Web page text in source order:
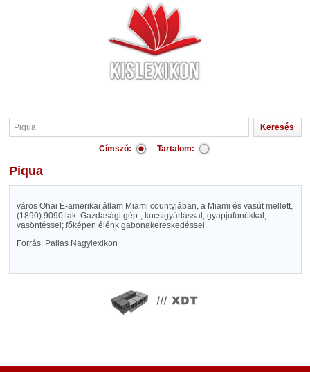
Címszó: Tartalom:
Piqua
város Ohai É-amerikai állam Miami countyjában, a Miami és vasút mellett,
(1890) 9090 lak. Gazdasági gép-, kocsigyártással, gyapjufonókkal,
vasöntéssel; főképen élénk gabonakereskedéssel.
Forrás: Pallas Nagylexikon